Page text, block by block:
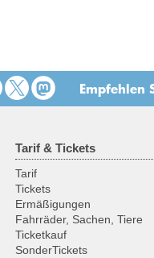
Empfehlen
Tarif & Tickets
Tarif
Tickets
Ermäßigungen
Fahrräder, Sachen, Tiere
Ticketkauf
SonderTickets